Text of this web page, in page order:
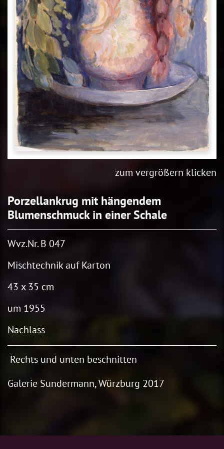
zum vergrößern klicken
Porzellankrug mit hängendem
Blumenschmuck in einer Schale
Wvz.Nr. B 047
Mischtechnik auf Karton
43 x 35 cm
um 1955
Nachlass
Rechts und unten beschnitten
Galerie Sundermann, Würzburg 2017